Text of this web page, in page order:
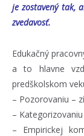
je zostavený tak,
zvedavosť.
Edukačný
a to hlavne
predškolskom
– Pozorovaniu –
–
– Empirickej